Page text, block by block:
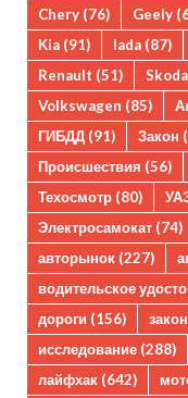
Chery (76) Geely
Kia (91) lada (87)
Renault (51) Skoda
Volkswagen (85)
ГИБДД (91) Закон
Происшествия (56)
Техосмотр (80)
Электросамокат (74)
авторынок (227)
водительское
дороги (156) закон
исследование (288)
лайфхак (642)